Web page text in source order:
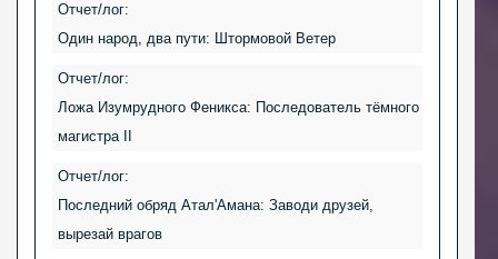
Отчет/лог:
Один народ, два пути: Штормовой Ветер
Отчет/лог:
Ложа Изумрудного Феникса: Последователь тёмного
магистра II
Отчет/лог:
Последний обряд Атал'Амана: Заводи друзей,
вырезай врагов